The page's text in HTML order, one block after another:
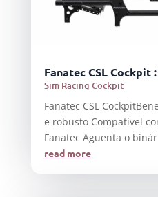
Fanatec CSL Cockpit
Sim Racing Cockpit
Fanatec CSL
e robusto Compatível
Fanatec Aguenta o
read more